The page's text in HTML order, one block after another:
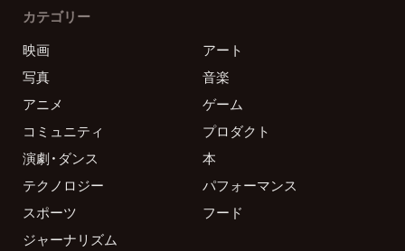
カテゴリー
映画
アート
写真
音楽
アニメ
ゲーム
コミュニティ
プロダクト
演劇・ダンス
本
テクノロジー
パフォーマンス
スポーツ
フード
ジャーナリズム